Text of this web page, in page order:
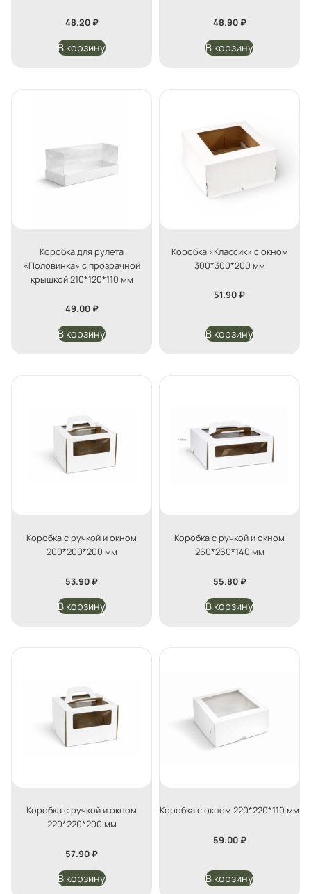
48.20 ₽
В корзину
48.90 ₽
В корзину
Коробка для рулета
«Половинка» с прозрачной
крышкой 210*120*110 мм
49.00 ₽
В корзину
Коробка «Классик» с окном
300*300*200 мм
51.90 ₽
В корзину
Коробка с ручкой и окном
200*200*200 мм
53.90 ₽
В корзину
Коробка с ручкой и окном
260*260*140 мм
55.80 ₽
В корзину
Коробка с ручкой и окном
220*220*200 мм
57.90 ₽
В корзину
Коробка с окном 220*220*110 мм
59.00 ₽
В корзину